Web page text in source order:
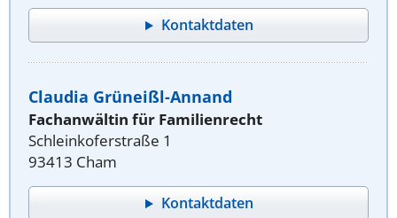
Kontaktdaten
Claudia Grüneißl-Annand
Fachanwältin für Familienrecht
Schleinkoferstraße 1
93413 Cham
Kontaktdaten